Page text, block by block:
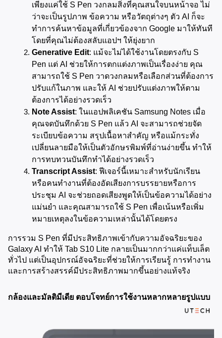
เพียงแค่ใช้ S Pen วงกลมสิ่งที่คุณสนใจบนหน้าจอ ไม่
ว่าจะเป็นรูปภาพ ข้อความ หรือวัตถุต่างๆ ตัว AI ก็จะ
ทำการค้นหาข้อมูลที่เกี่ยวข้องจาก Google มาให้ทันที
โดยที่คุณไม่ต้องสลับแอปฯ ให้ยุ่งยาก
Generative Edit: แม้จะไม่ได้ใช้งานโดยตรงกับ S
Pen แต่ AI ช่วยให้การตกแต่งภาพเป็นเรื่องง่าย คุณ
สามารถใช้ S Pen วาดวงกลมหรือเลือกส่วนที่ต้องการ
ปรับแก้ในภาพ และให้ AI ช่วยปรับแต่งภาพให้ตาม
ต้องการได้อย่างรวดเร็ว
Note Assist: ในแอปพลิเคชัน Samsung Notes เมื่อ
คุณจดบันทึกด้วย S Pen แล้ว AI จะสามารถช่วยจัด
ระเบียบข้อความ สรุปเนื้อหาสำคัญ หรือแม้กระทั่ง
เปลี่ยนลายมือให้เป็นตัวอักษรพิมพ์ที่อ่านง่ายขึ้น ทำให้
การทบทวนบันทึกทำได้อย่างรวดเร็ว
Transcript Assist: ฟีเจอร์นี้เหมาะสำหรับนักเรียน
หรือคนทำงานที่ต้องอัดเสียงการบรรยายหรือการ
ประชุม AI จะช่วยถอดเสียงพูดให้เป็นข้อความได้อย่าง
แม่นยำ และคุณสามารถใช้ S Pen เพื่อเน้นหรือเพิ่ม
หมายเหตุลงในข้อความเหล่านั้นได้โดยตรง
การรวม S Pen ที่มีประสิทธิภาพเข้ากับความอัจฉริยะของ
Galaxy AI ทำให้ Tab S10 Lite กลายเป็นมากกว่าแค่แท็บเล็ต
ทั่วไป แต่เป็นอุปกรณ์อัจฉริยะที่ช่วยให้การเรียนรู้ การทำงาน
และการสร้างสรรค์มีประสิทธิภาพมากขึ้นอย่างแท้จริง
กล้องและมัลติมีเดีย ตอบโจทย์การใช้งานหลากหลายรูปแบบ